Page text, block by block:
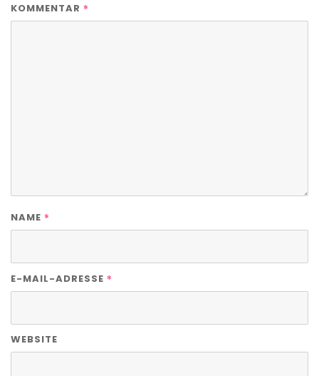
KOMMENTAR *
NAME *
E-MAIL-ADRESSE *
WEBSITE